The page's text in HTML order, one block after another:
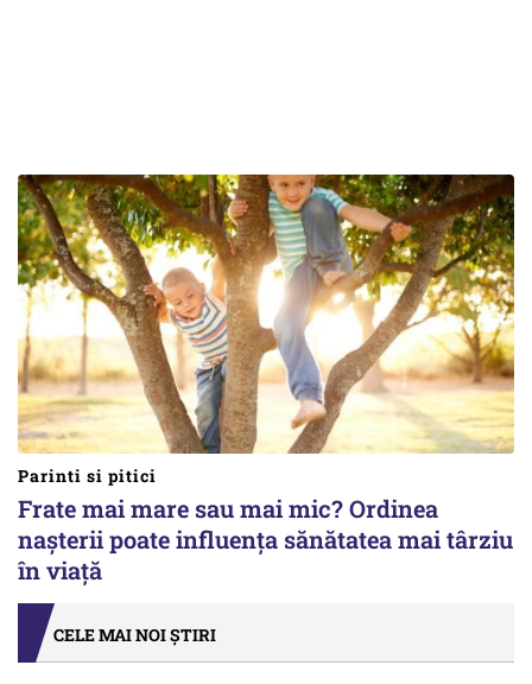
Parinti si pitici
Frate mai mare sau mai mic? Ordinea
nașterii poate influența sănătatea mai târziu
în viață
CELE MAI NOI ȘTIRI